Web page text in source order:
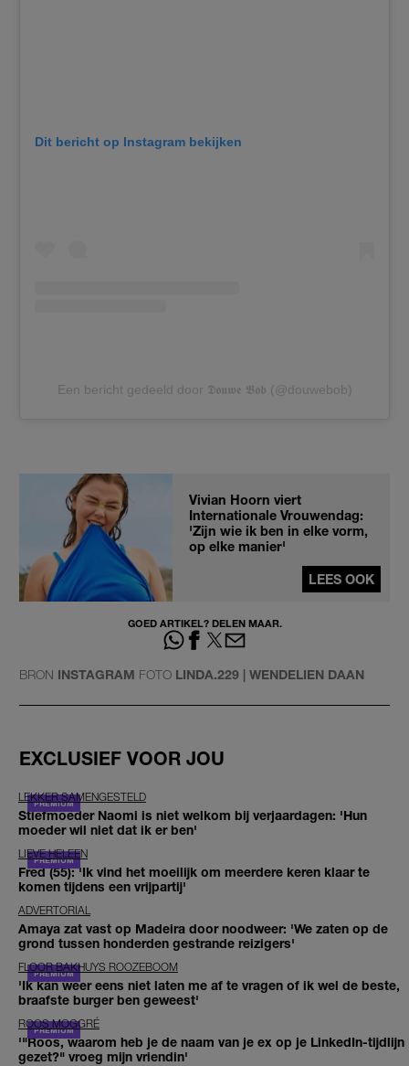
Dit bericht op Instagram bekijken
Een bericht gedeeld door 𝕯𝖔𝖚𝖜𝖊 𝕭𝖔𝖇 (@douwebob)
Vivian Hoorn viert
Internationale Vrouwendag:
'Zijn wie ik ben in elke vorm,
op elke manier'
LEES OOK
GOED ARTIKEL? DELEN MAAR.
BRON INSTAGRAM FOTO LINDA.229 | WENDELIEN DAAN
EXCLUSIEF VOOR JOU
LEKKER SAMENGESTELD
Stiefmoeder Naomi is niet welkom bij verjaardagen: 'Hun
moeder wil niet dat ik er ben'
LIEVE HELEEN
Fred (55): 'Ik vind het moeilijk om meerdere keren klaar te
komen tijdens een vrijpartij'
ADVERTORIAL
Amaya zat vast op Madeira door noodweer: 'We zaten op de
grond tussen honderden gestrande reizigers'
FLOOR BAKHUYS ROOZEBOOM
'Ik kan weer eens niet laten me af te vragen of ik wel de beste,
braafste burger ben geweest'
ROOS MOGGRÉ
'"Roos, waarom heb je de naam van je ex op je LinkedIn-tijdlijn
gezet?" vroeg mijn vriendin'